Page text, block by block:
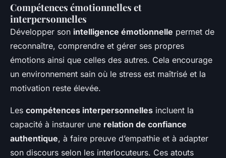
Compétences émotionnelles et
interpersonnelles
Développer son intelligence émotionnelle permet de
reconnaître, comprendre et gérer ses propres
émotions ainsi que celles des autres. Cela encourage
un environnement sain où le stress est maîtrisé et la
motivation reste élevée.
Les compétences interpersonnelles incluent la
capacité à instaurer une relation de confiance
authentique, à faire preuve d’empathie et à adapter
son discours selon les interlocuteurs. Ces atouts